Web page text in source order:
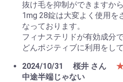
抜け毛を抑制ができますか
1mg 28錠は大変よく使用を
なっております。
フィナステリドが有効成分
どんポジティブに利用をし
2024/10/31
桜井 さん
中途半端じゃない